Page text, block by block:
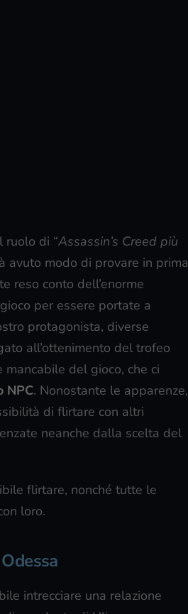
ruolo di “Assassin’s Creed più
avuto modo di provare in prima
reso conto dell’enorme
per essere portate a
protagonista, diverse
all’ottenimento del trofeo
mancabile del gioco, che ci
NPC. Nonostante le apparenze,
di flirtare con altri
neanche dalla scelta del
flirtare, nonché tutte le
loro.
intrecciare una relazione